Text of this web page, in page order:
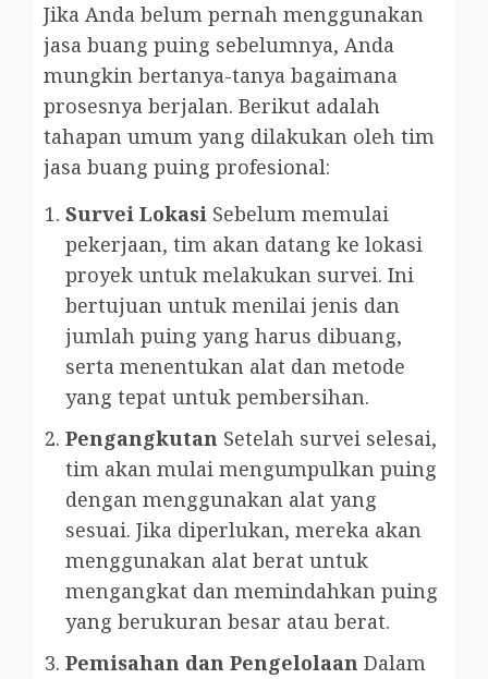
Jika Anda belum pernah menggunakan
jasa buang puing sebelumnya, Anda
mungkin bertanya-tanya bagaimana
prosesnya berjalan. Berikut adalah
tahapan umum yang dilakukan oleh tim
jasa buang puing profesional:
Survei Lokasi Sebelum memulai
pekerjaan, tim akan datang ke lokasi
proyek untuk melakukan survei. Ini
bertujuan untuk menilai jenis dan
jumlah puing yang harus dibuang,
serta menentukan alat dan metode
yang tepat untuk pembersihan.
Pengangkutan Setelah survei selesai,
tim akan mulai mengumpulkan puing
dengan menggunakan alat yang
sesuai. Jika diperlukan, mereka akan
menggunakan alat berat untuk
mengangkat dan memindahkan puing
yang berukuran besar atau berat.
Pemisahan dan Pengelolaan Dalam